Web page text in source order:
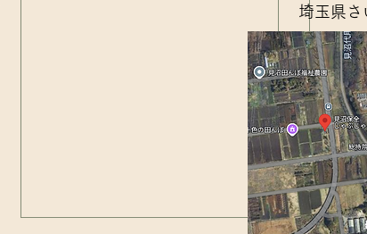
埼玉県